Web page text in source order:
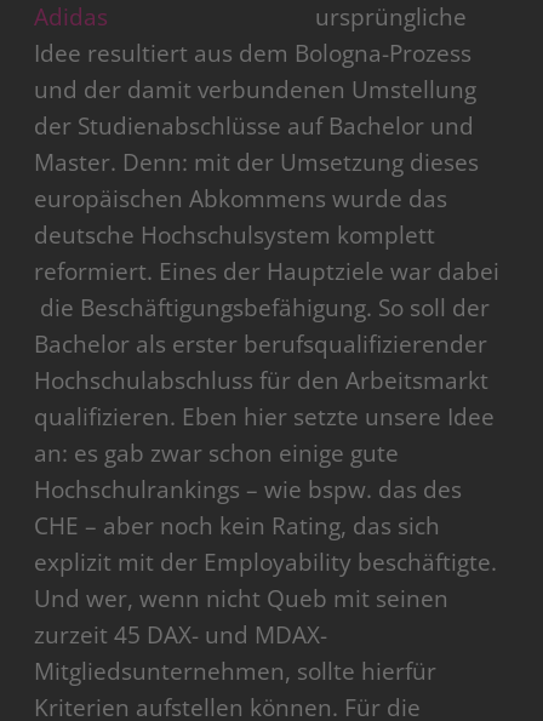
ursprüngliche
Idee resultiert aus dem Bologna-Prozess
und der damit verbundenen Umstellung
der Studienabschlüsse auf Bachelor und
Master. Denn: mit der Umsetzung dieses
europäischen Abkommens wurde das
deutsche Hochschulsystem komplett
reformiert. Eines der Hauptziele war dabei
die Beschäftigungsbefähigung. So soll der
Bachelor als erster berufsqualifizierender
Hochschulabschluss für den Arbeitsmarkt
qualifizieren. Eben hier setzte unsere Idee
an: es gab zwar schon einige gute
Hochschulrankings – wie bspw. das des
CHE – aber noch kein Rating, das sich
explizit mit der Employability beschäftigte.
Und wer, wenn nicht Queb mit seinen
zurzeit 45 DAX- und MDAX-
Mitgliedsunternehmen, sollte hierfür
Kriterien aufstellen können. Für die